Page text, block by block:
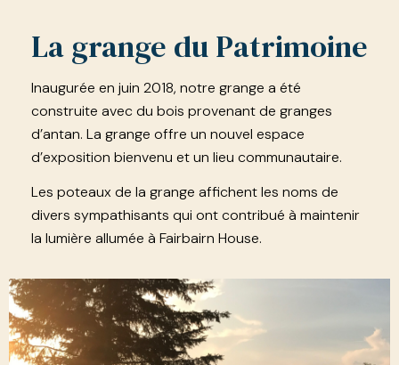
La grange du Patrimoine
Inaugurée en juin 2018, notre grange a été
construite avec du bois provenant de granges
d’antan. La grange offre un nouvel espace
d’exposition bienvenu et un lieu communautaire.
Les poteaux de la grange affichent les noms de
divers sympathisants qui ont contribué à maintenir
la lumière allumée à Fairbairn House.